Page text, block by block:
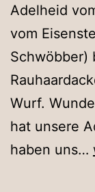
Adelheid
vom
Schwöbber)
Wurf.
hat unsere
haben uns…